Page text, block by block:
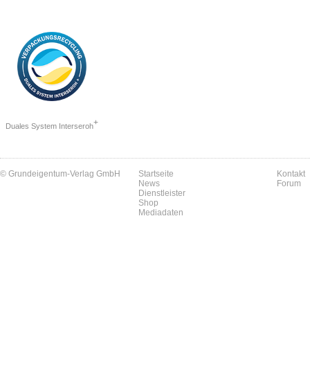
Duales System Interseroh+
© Grundeigentum-Verlag GmbH
Startseite
News
Dienstleister
Shop
Mediadaten
Kontakt
Forum